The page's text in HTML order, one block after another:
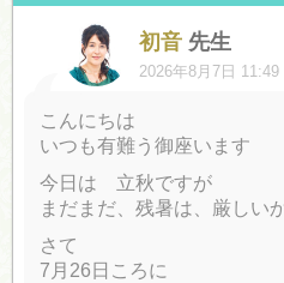
初音 先生
2026年8月7日 11:49
こんにちは
いつも有難う御座います
今日は 立秋ですが
まだまだ、残暑は、厳しい
さて
7月26日ころに